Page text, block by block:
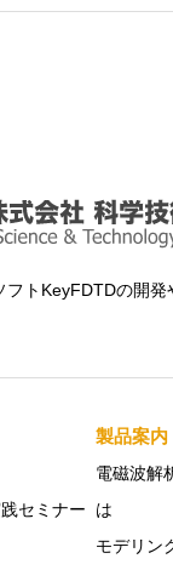
フトKeyFDTDの開発
セミナー
製品案内
電磁波解
は
モデリン